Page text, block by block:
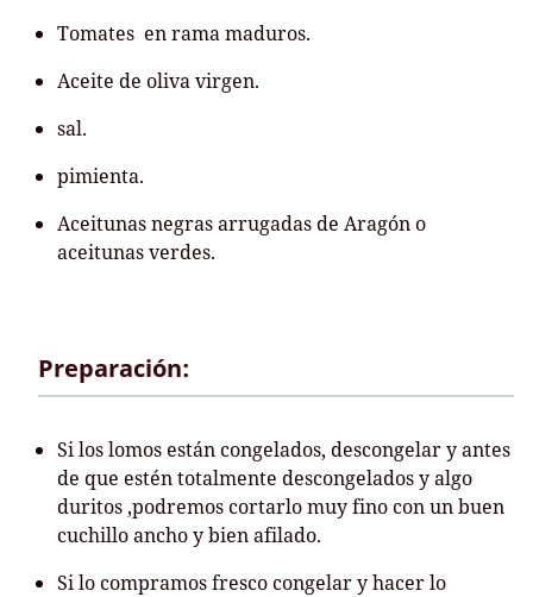
Tomates en rama maduros.
Aceite de oliva virgen.
sal.
pimienta.
Aceitunas negras arrugadas de Aragón o
aceitunas verdes.
Preparación:
Si los lomos están congelados, descongelar y antes
de que estén totalmente descongelados y algo
duritos ,podremos cortarlo muy fino con un buen
cuchillo ancho y bien afilado.
Si lo compramos fresco congelar y hacer lo